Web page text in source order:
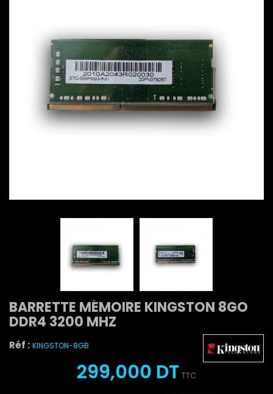
BARRETTE MÉMOIRE KINGSTON 8GO
DDR4 3200 MHZ
Réf : KINGSTON-8GB
299,000 DT TTC